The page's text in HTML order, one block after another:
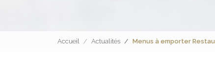
Accueil Actualités Menus à emporter